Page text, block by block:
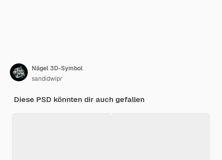
Nägel 3D-Symbol
sandidwipr
Diese PSD könnten dir auch gefallen